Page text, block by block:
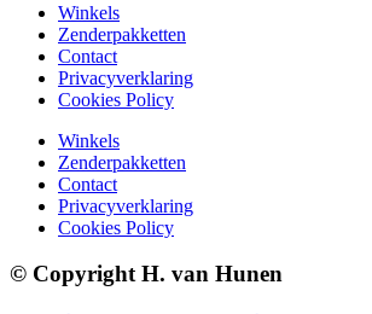
Winkels
Zenderpakketten
Contact
Privacyverklaring
Cookies Policy
Winkels
Zenderpakketten
Contact
Privacyverklaring
Cookies Policy
© Copyright H. van Hunen